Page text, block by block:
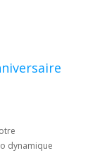
dynamique